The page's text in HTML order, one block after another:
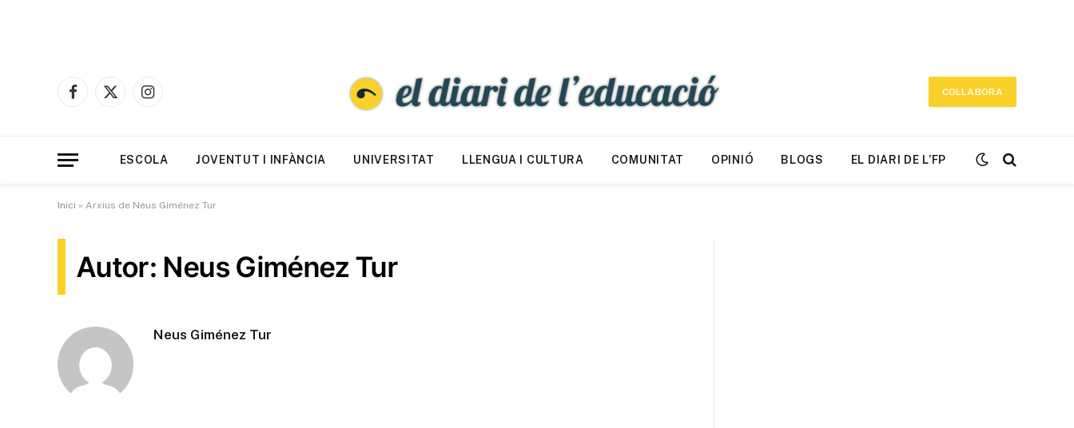
Facebook
X
Instagram
COL·LABORA
ESCOLA JOVENTUT I INFÀNCIA UNIVERSITAT LLENGUA I CULTURA COMUNITAT OPINIÓ BLOGS EL DIARI DE L’FP
Inici » Arxius de Neus Giménez Tur
Autor: Neus Giménez Tur
Neus Giménez Tur